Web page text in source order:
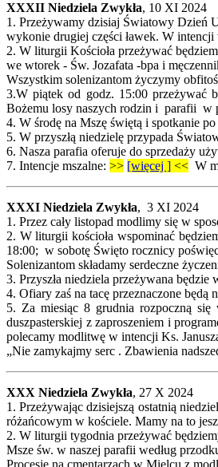
XXXII Niedziela Zwykła, 10 XI 2024
1. Przeżywamy dzisiaj Światowy Dzień
wykonie drugiej części ławek. W
2. W liturgii Kościoła przeżywać
we wtorek - Św. Jozafata -bpa i
Wszystkim solenizantom życzymy
3.W piątek od godz. 15:00 przeżywać
Bożemu losy naszych rodzin i parafii w
4. W środę na Mszę świętą i spotkanie
5. W przyszłą niedzielę przypada
6. Nasza parafia oferuje do sprzedaży
7. Intencje mszalne: >> [więcej ] << W
XXXI Niedziela Zwykła, 3 XI 2024
1. Przez cały listopad modlimy się w
2. W liturgii kościoła wspominać
18:00; w sobotę Święto rocznicy
Solenizantom składamy serdeczne
3. Przyszła niedziela przeżywana
4. Ofiary zaś na tacę przeznaczone będą
5. Za miesiąc 8 grudnia rozpoczną się
duszpasterskiej z zaproszeniem i
polecamy modlitwę w intencji Ks.
„Nie zamykajmy serc . Zbawienia
XXX Niedziela Zwykła, 27 X 2024
1. Przeżywając dzisiejszą ostatnią
różańcowym w kościele. Mamy na to
2. W liturgii tygodnia przeżywać
Msze św. w naszej parafii według